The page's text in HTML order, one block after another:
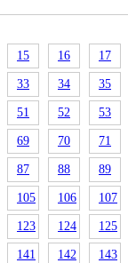
15 16 17
33 34 35
51 52 53
69 70 71
87 88 89
105 106 107
123 124 125
141 142 143